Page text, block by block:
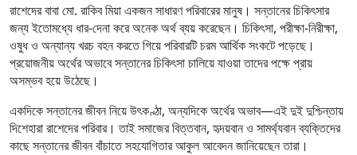
রাশেদের বাবা মো. রাকিব মিয়া একজন সাধারণ পরিবারের মানুষ। সন্তানের চিকিৎসার
জন্য ইতোমধ্যে ধার-দেনা করে অনেক অর্থ ব্যয় করেছেন। চিকিৎসা, পরীক্ষা-নিরীক্ষা,
ওষুধ ও অন্যান্য খরচ বহন করতে গিয়ে পরিবারটি চরম আর্থিক সংকটে পড়েছে।
প্রয়োজনীয় অর্থের অভাবে সন্তানের চিকিৎসা চালিয়ে যাওয়া তাদের পক্ষে প্রায়
অসম্ভব হয়ে উঠেছে।
একদিকে সন্তানের জীবন নিয়ে উৎকণ্ঠা, অন্যদিকে অর্থের অভাব—এই দুই দুশ্চিন্তায়
দিশেহারা রাশেদের পরিবার। তাই সমাজের বিত্তবান, হৃদয়বান ও সামর্থ্যবান ব্যক্তিদের
কাছে সন্তানের জীবন বাঁচাতে সহযোগিতার আকুল আবেদন জানিয়েছেন তারা।